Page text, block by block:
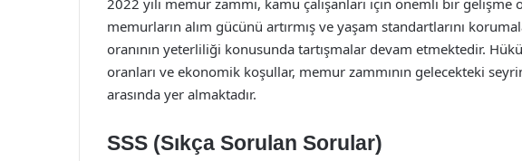
2022 yılı memur zammı, kamu çalışanları için önemli bir gelişme
memurların alım gücünü artırmış ve yaşam standartlarını
oranının yeterliliği konusunda tartışmalar devam etmektedir.
oranları ve ekonomik koşullar, memur zammının gelecekteki
arasında yer almaktadır.
SSS (Sıkça Sorulan Sorular)